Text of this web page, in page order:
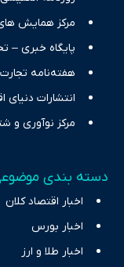
مرکز همایش
پایگاه خبری –
هفته‌نامه تجارت
انتشارات دنیای
مرکز نوآوری و
دسته بندی
اخبار اقتصاد کلان
اخبار بورس
اخبار طلا و ارز